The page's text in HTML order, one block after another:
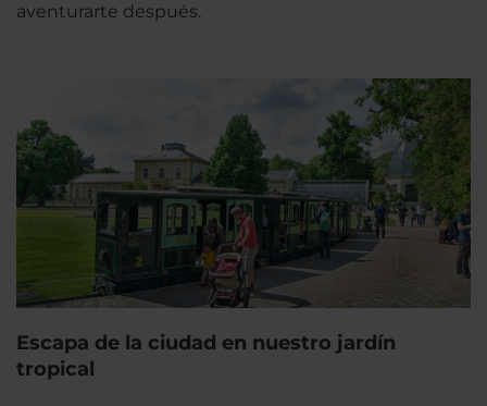
aventurarte después.
Escapa de la ciudad en nuestro jardín
tropical